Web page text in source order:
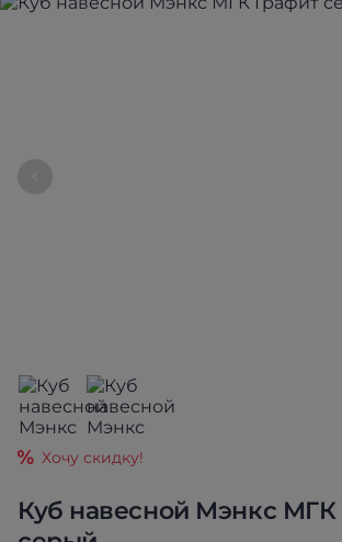
Куб навесной Мэнкс МГК
Хочу скидку!